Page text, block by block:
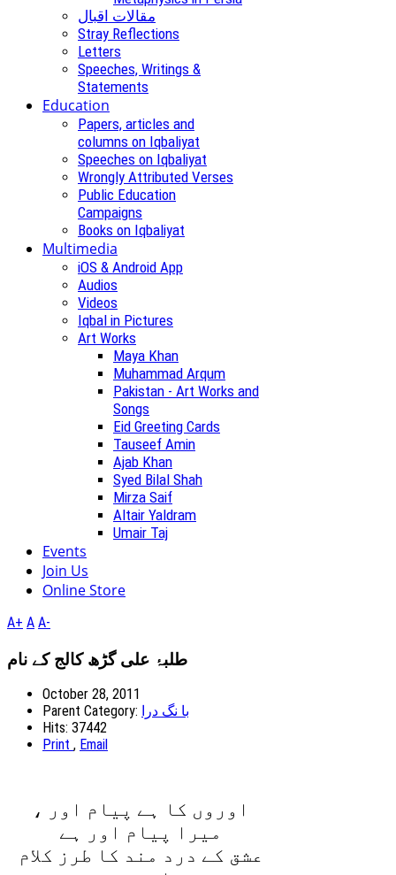
مقالات اقبال
Stray Reflections
Letters
Speeches, Writings &
Statements
Education
Papers, articles and
columns on Iqbaliyat
Speeches on Iqbaliyat
Wrongly Attributed Verses
Public Education
Campaigns
Books on Iqbaliyat
Multimedia
iOS & Android App
Audios
Videos
Iqbal in Pictures
Art Works
Maya Khan
Muhammad Arqum
Pakistan - Art Works and
Songs
Eid Greeting Cards
Tauseef Amin
Ajab Khan
Syed Bilal Shah
Mirza Saif
Altair Yaldram
Umair Taj
Events
Join Us
Online Store
A+ A A-
طلبۂ علی گڑھ کالج کے نام
October 28, 2011
Parent Category:
با نگ درا
Hits: 37442
Print , Email
اوروں کا ہے پيام اور ،
ميرا پيام اور ہے
عشق کے درد مند کا طرز کلام